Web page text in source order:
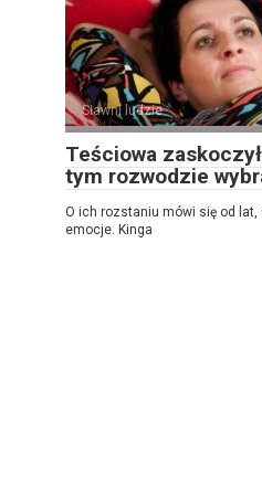
Sławni ludzie
Teściowa
tym rozwodzie
O ich rozstaniu mówi się od
emocje. Kinga